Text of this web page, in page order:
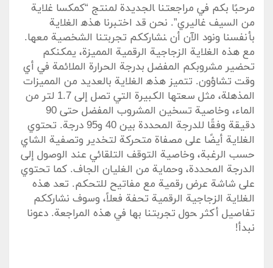
مرحبًا ⁢بكم في مراجعتنا ‍الجديدة لمنتج “كمكسا غلاية
من السيف غاليري”. ⁢نحن قد اختبرنا هذه‍ الغلاية​
بأنفسنا ‍ونود الآن أن ‍نشارككم تجربتنا الشخصية معها.
مع هذه الغلاية ‌الزجاجية الرقمية المميزة، يمكنكم
تحضير مشروبكم المفضل بدرجة الحرارة الملائمة في أي⁣
وقت تشاؤون. تتميز هذه‍ الغلاية بالعديد من المميزات
المذهلة، مثل سعتها الكبيرة​ التي ​تصل إلى 1.7 لتر من
الماء، وخاصية تسخين المشروب المفضل حتى 90
دقيقة وفقًا للدرجة المحددة بين 40 و95⁢ درجة. ⁣تحتوي
الغلاية أيضًا​ على ⁢مصفاة متحركة لتخدير‌ وتصفية ​الشاي
حسب الرغبة، ‍وخاصية التوقف التلقائي عند ⁢الوصول إلى
الدرجة المحددة، وحماية من الغليان​ الجاف. كما تحتوي
على​ شاشة عرض رقمية مع مفاتيح للتحكم. تعد هذه
الغلاية ⁣الزجاجية الرقمية تحفة فعلاً، وسوف نشارككم
تفاصيل أكثر ‍حول تجربتنا بها في هذه المراجعة. دعونا
نبدأ!